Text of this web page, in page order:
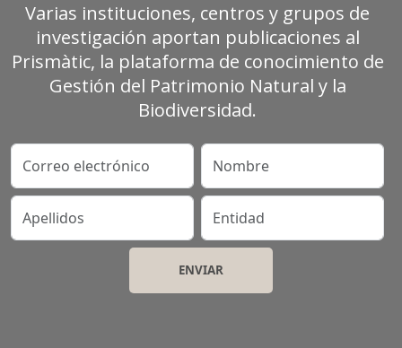
Varias instituciones, centros y grupos de
investigación aportan publicaciones al
Prismàtic, la plataforma de conocimiento de
Gestión del Patrimonio Natural y la
Biodiversidad.
Correo electrónico Nombre
Apellidos Entidad